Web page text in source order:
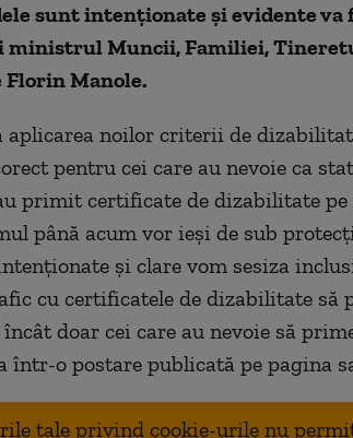
sunt intenționate și evidente va
ministrul Muncii, Familiei,
Florin Manole.
aplicarea noilor criterii de
pentru cei care au nevoie ca
primit certificate de dizabilitate pe
până acum vor ieși de sub
și clare vom sesiza
cu certificatele de dizabilitate să
doar cei care au nevoie să
într-o postare publicată pe pagina
tale privind cookie-urile nu